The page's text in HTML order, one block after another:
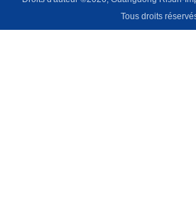
Tous droits réservés